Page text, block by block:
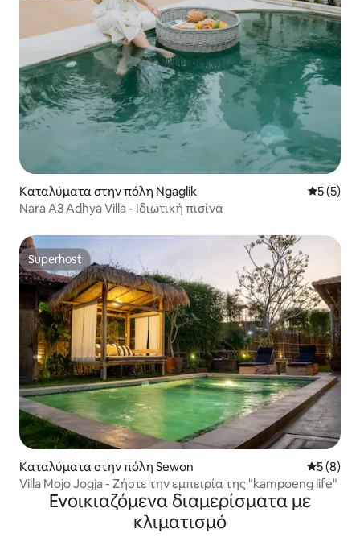
Καταλύματα στην πόλη Ngaglik Μέση
5 (5)
Nara A3 Adhya Villa - Ιδιωτική πισίνα
Superhost
Superhost
Καταλύματα στην πόλη Sewon Μέση
5 (8)
Villa Mojo Jogja - Ζήστε την εμπειρία της "kampoeng life"
Ενοικιαζόμενα διαμερίσματα με
κλιματισμό